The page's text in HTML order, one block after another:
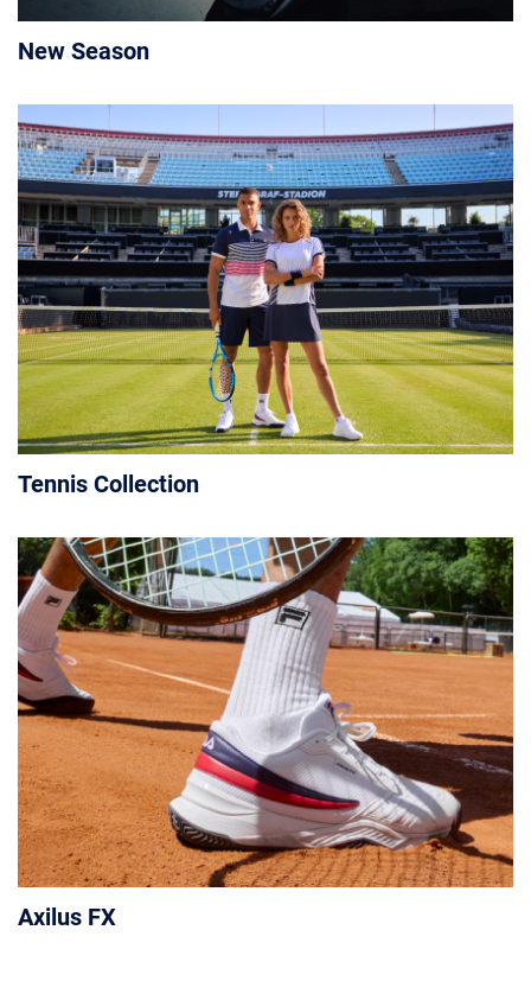
New Season
Tennis Collection
Axilus FX